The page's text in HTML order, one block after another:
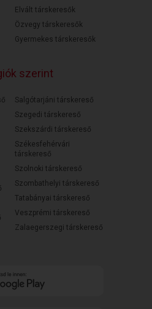
Elvált társkeresők
Özvegy társkeresők
Gyermekes társkeresők
szerint
Salgótarjáni társkereső
Szegedi társkereső
Szekszárdi társkereső
Székesfehérvári
társkereső
Szolnoki társkereső
Szombathelyi társkereső
Tatabányai társkereső
Veszprémi társkereső
Zalaegerszegi társkereső